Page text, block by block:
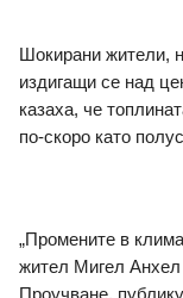
Шокирани жители,
издигащи се над
казаха, че
по-скоро като
„Промените в
жител Мигел